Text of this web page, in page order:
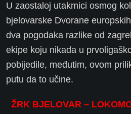
U zaostaloj utakmici osmog
bjelovarske Dvorane
dva pogodaka razlike od
ekipe koju nikada u
pobijedile, međutim, ovom
putu da to učine.
ŽRK BJELOVAR –